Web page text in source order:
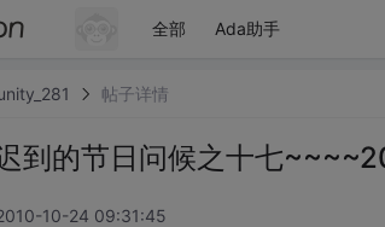
全部 Ada助手
帖子详情
到的节日问候之十七
10-24 09:31:45